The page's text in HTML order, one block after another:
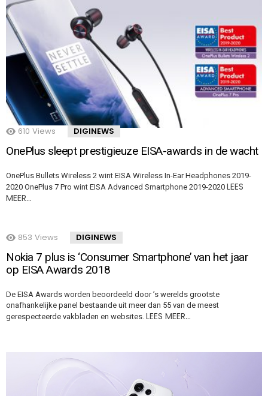
610 Views DIGINEWS
OnePlus sleept prestigieuze EISA-awards in de wacht
OnePlus Bullets Wireless 2 wint EISA Wireless In-Ear Headphones 2019-
2020 OnePlus 7 Pro wint EISA Advanced Smartphone 2019-2020 LEES
MEER…
853 Views DIGINEWS
Nokia 7 plus is ‘Consumer Smartphone’ van het jaar
op EISA Awards 2018
De EISA Awards worden beoordeeld door ’s werelds grootste
onafhankelijke panel bestaande uit meer dan 55 van de meest
gerespecteerde vakbladen en websites. LEES MEER…